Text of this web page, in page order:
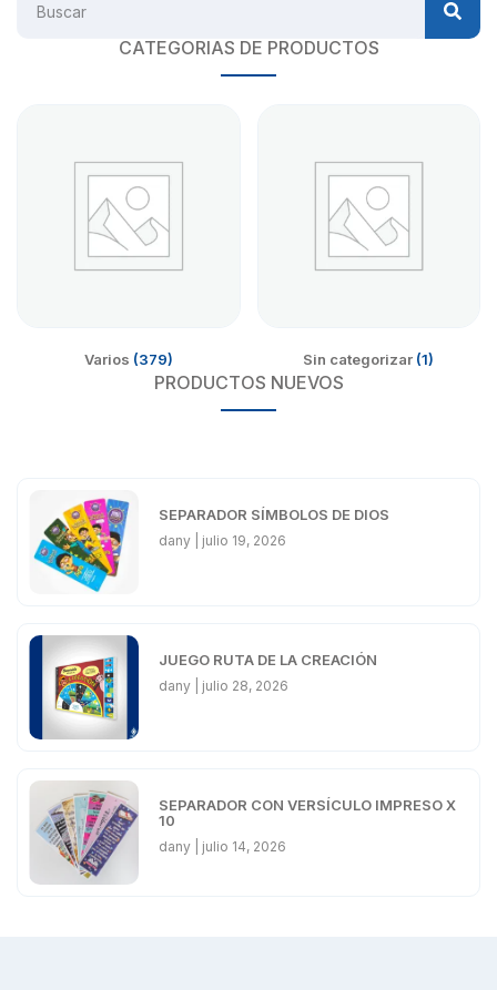
CATEGORIAS DE PRODUCTOS
Varios (379) Sin categorizar (1)
PRODUCTOS NUEVOS
SEPARADOR SÍMBOLOS DE DIOS
dany julio 19, 2026
JUEGO RUTA DE LA CREACIÓN
dany julio 28, 2026
SEPARADOR CON VERSÍCULO IMPRESO X
10
dany julio 14, 2026